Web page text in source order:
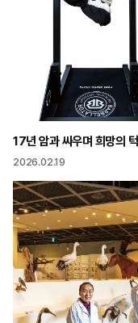
2026.02.19